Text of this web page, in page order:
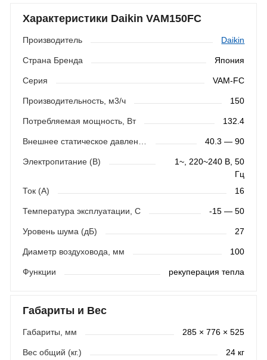
Характеристики Daikin VAM150FC
Производитель Daikin
Страна Бренда Япония
Серия VAM-FC
Производительность, м3/ч 150
Потребляемая мощность, Вт 132.4
40.3 — 90
Электропитание (В)
1~, 220~240 В, 50
Гц
Ток (А)
16
Температура эксплуатации, С -15 — 50
Уровень шума (дБ) 27
Диаметр воздуховода, мм 100
Функции рекуперация тепла
Габариты и Вес
Габариты, мм 285 × 776 × 525
Вес общий (кг.) 24 кг